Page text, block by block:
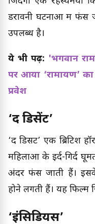
डरावनी घटनाओं में फंस
उपलब्ध है।
ये भी पढ़ें: 'भगवान
पर आया ‘रामायण’
प्रवेश
‘द डिसेंट’
‘द डिसेंट’ एक ब्रिटिश
महिलाओं के इर्द-गिर्द
अंदर फंस जाती हैं।
होने लगती हैं। यह फिल्म
‘इंसिडियस’